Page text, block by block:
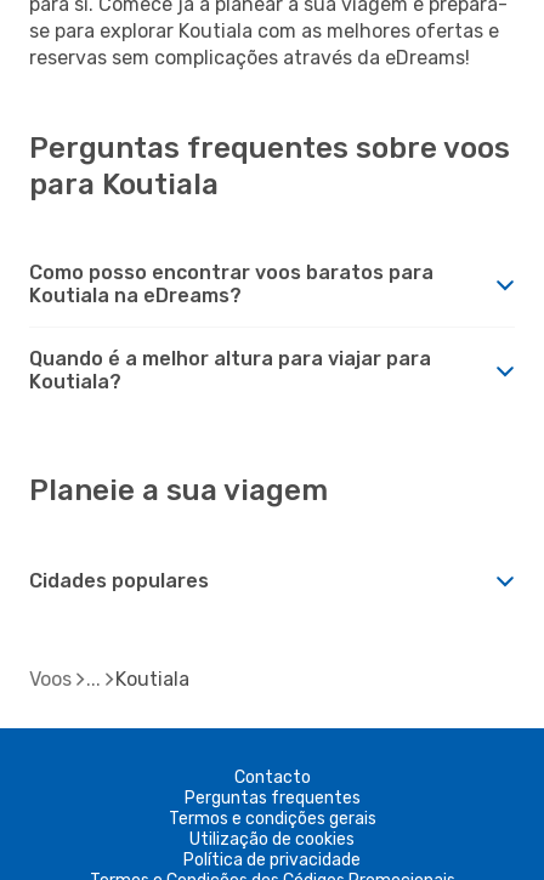
se para explorar Koutiala com as melhores ofertas e
reservas sem complicações através da eDreams!
Perguntas frequentes sobre voos
para Koutiala
Como posso encontrar voos baratos para
Koutiala na eDreams?
Quando é a melhor altura para viajar para
Koutiala?
Planeie a sua viagem
Cidades populares
Voos Koutiala
Contacto
Perguntas frequentes
Termos e condições gerais
Utilização de cookies
Política de privacidade